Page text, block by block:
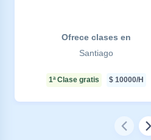
Ofrece clases en
Santiago
1ª Clase gratis $ 10000/H